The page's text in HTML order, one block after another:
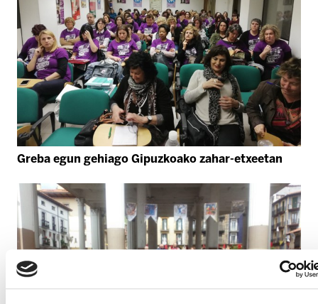
Greba egun gehiago Gipuzkoako zahar-etxeetan